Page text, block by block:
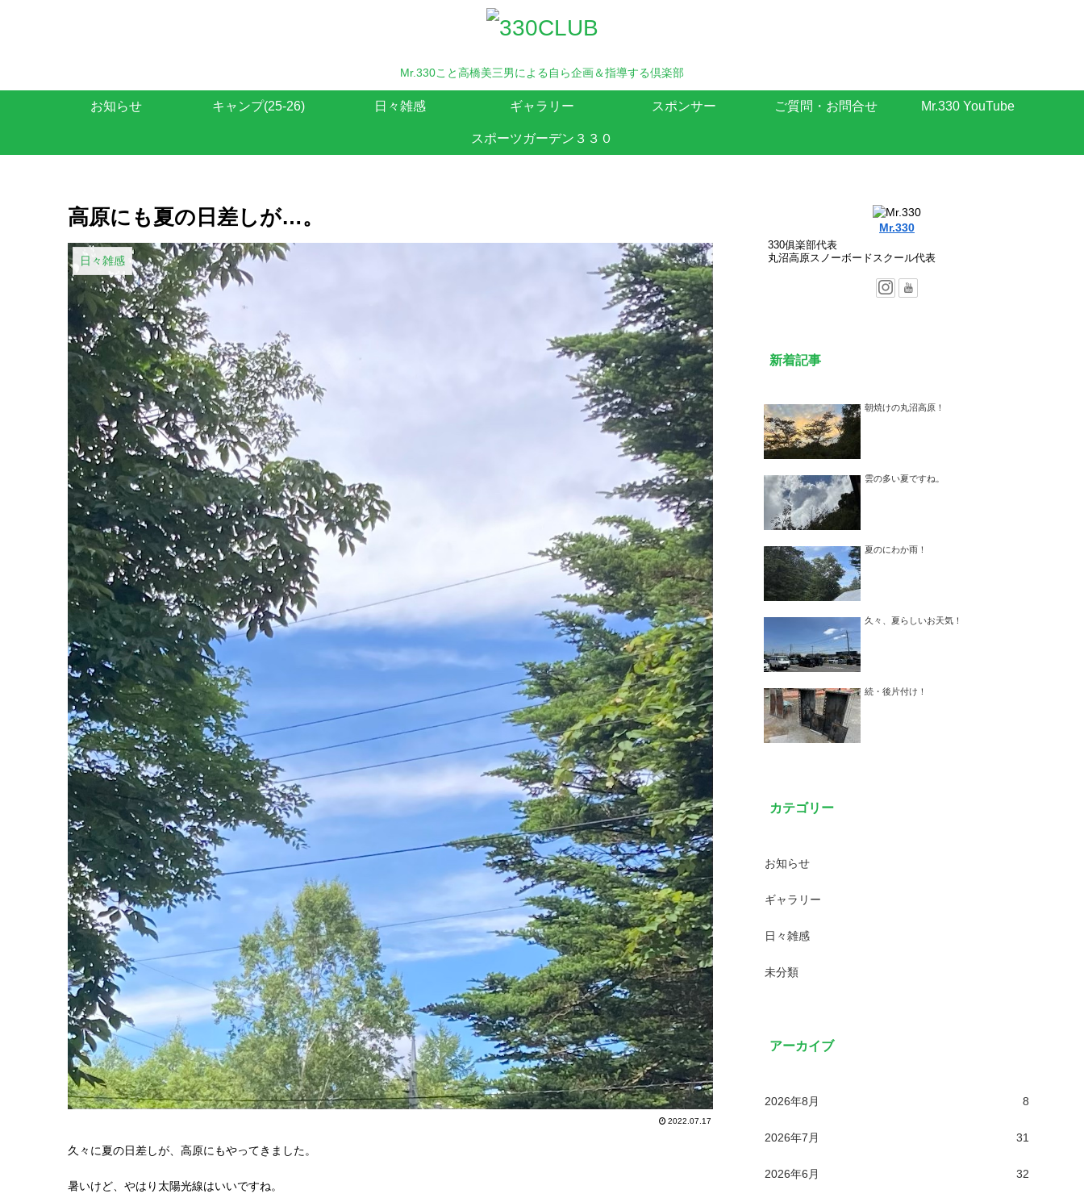
Mr.330こと高橋美三男による自ら企画＆指導する倶楽部
お知らせ キャンプ(25-26) 日々雑感 ギャラリー スポンサー ご質問・お問合せ Mr.330 YouTube
スポーツガーデン３３０
高原にも夏の日差しが…。
日々雑感
2022.07.17
久々に夏の日差しが、高原にもやってきました。
暑いけど、やはり太陽光線はいいですね。
Mr.330
330俱楽部代表
丸沼高原スノーボードスクール代表
新着記事
朝焼けの丸沼高原！
雲の多い夏ですね。
夏のにわか雨！
久々、夏らしいお天気！
続・後片付け！
カテゴリー
お知らせ
ギャラリー
日々雑感
未分類
アーカイブ
2026年8月 8
2026年7月 31
2026年6月 32